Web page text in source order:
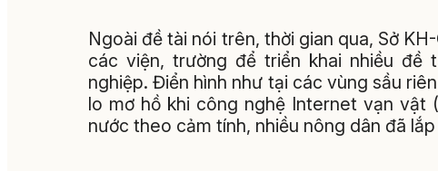
Ngoài đề tài nói trên, thời gian qua, Sở
các viện, trường để triển khai nhiều đề
nghiệp. Điển hình như tại các vùng sầu
lo mơ hồ khi công nghệ Internet vạn vật
nước theo cảm tính, nhiều nông dân đã